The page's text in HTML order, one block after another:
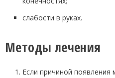
слабости в руках.
Методы лечения
Если причиной появления